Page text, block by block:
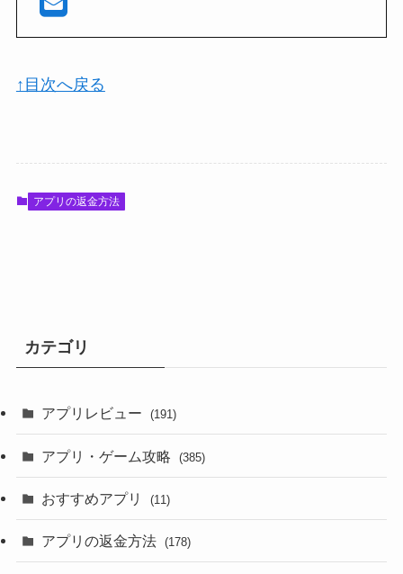
↑目次へ戻る
アプリの返金方法
カテゴリ
アプリレビュー (191)
アプリ・ゲーム攻略 (385)
おすすめアプリ (11)
アプリの返金方法 (178)